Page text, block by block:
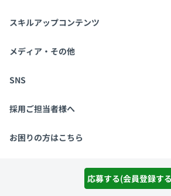
応募する(会員登録す
転職・キャリア
スキルアップコンテンツ
学習
メディア・その他
Tech Team Journal
SNS
X
採用ご担当者様へ
採用・教育をお考えの企業様へ
お困りの方はこちら
利用規約プライバシーポリシー
Copyright Paiza, Inc. All rights